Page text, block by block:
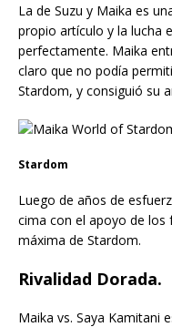
La de Suzu y Maika es
propio artículo y la lucha
perfectamente. Maika
claro que no podía
Stardom, y consiguió su
Stardom
Luego de años de
cima con el apoyo de los
máxima de Stardom.
Rivalidad Dorada.
Maika vs. Saya Kamitani